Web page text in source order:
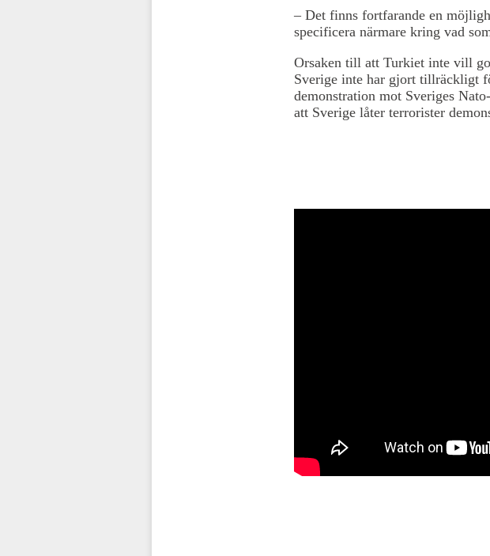
– Det finns fortfarande en
specificera närmare kring vad
Orsaken till att Turkiet inte vill
Sverige inte har gjort tillräckligt
demonstration mot Sveriges
att Sverige låter terrorister